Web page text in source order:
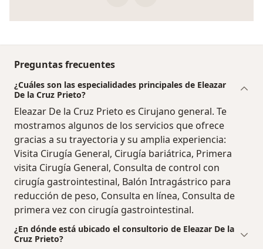
Preguntas frecuentes
¿Cuáles son las especialidades principales de Eleazar
De la Cruz Prieto?
Eleazar De la Cruz Prieto es Cirujano general. Te
mostramos algunos de los servicios que ofrece
gracias a su trayectoria y su amplia experiencia:
Visita Cirugía General, Cirugía bariátrica, Primera
visita Cirugía General, Consulta de control con
cirugía gastrointestinal, Balón Intragástrico para
reducción de peso, Consulta en línea, Consulta de
primera vez con cirugía gastrointestinal.
¿En dónde está ubicado el consultorio de Eleazar De la
Cruz Prieto?